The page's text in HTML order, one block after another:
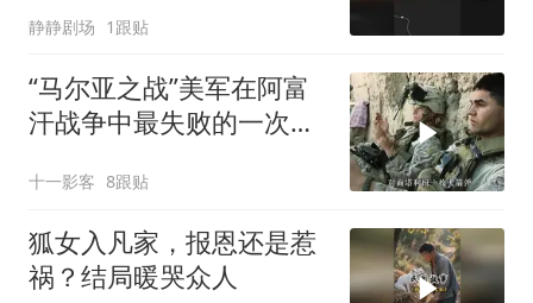
静静剧场 1跟贴
“马尔亚之战”美军在阿富
汗战争中最失败的一次行
十一影客 8跟贴
狐女入凡家，报恩还是惹
祸？结局暖哭众人